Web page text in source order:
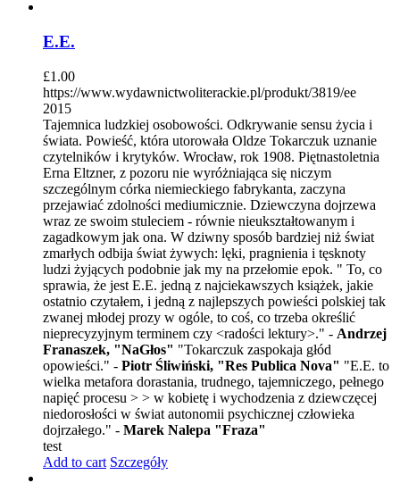
E.E.
£1.00
https://www.wydawnictwoliterackie.pl/produkt/3819/ee
2015
Tajemnica ludzkiej osobowości. Odkrywanie sensu życia i
świata. Powieść, która utorowała Oldze Tokarczuk uznanie
czytelników i krytyków. Wrocław, rok 1908. Piętnastoletnia
Erna Eltzner, z pozoru nie wyróżniająca się niczym
szczególnym córka niemieckiego fabrykanta, zaczyna
przejawiać zdolności mediumicznie. Dziewczyna dojrzewa
wraz ze swoim stuleciem - równie nieukształtowanym i
zagadkowym jak ona. W dziwny sposób bardziej niż świat
zmarłych odbija świat żywych: lęki, pragnienia i tęsknoty
ludzi żyjących podobnie jak my na przełomie epok. " To, co
sprawia, że jest E.E. jedną z najciekawszych książek, jakie
ostatnio czytałem, i jedną z najlepszych powieści polskiej tak
zwanej młodej prozy w ogóle, to coś, co trzeba określić
nieprecyzyjnym terminem czy <radości lektury>." - Andrzej
Franaszek, "NaGłos" "Tokarczuk zaspokaja głód
opowieści." - Piotr Śliwiński, "Res Publica Nova" "E.E. to
wielka metafora dorastania, trudnego, tajemniczego, pełnego
napięć procesu > > w kobietę i wychodzenia z dziewczęcej
niedorosłości w świat autonomii psychicznej człowieka
dojrzałego." - Marek Nalepa "Fraza"
test
Add to cart Szczegóły